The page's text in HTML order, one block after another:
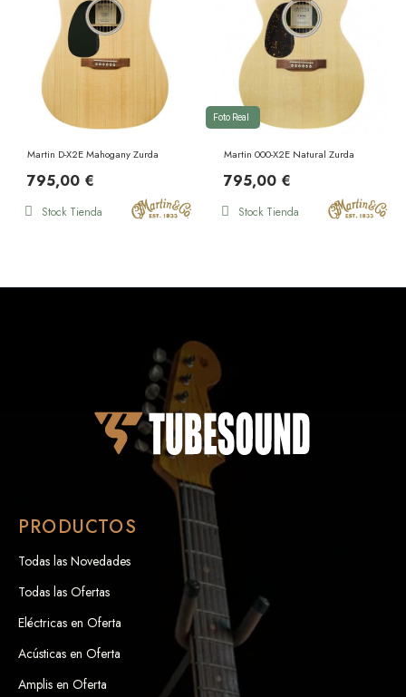
Martin D-X2E Mahogany Zurda
795,00 €
Stock Tienda
Martin 000-X2E Natural Zurda
795,00 €
Foto Real
Stock Tienda
PRODUCTOS
Todas las Novedades
Todas las Ofertas
Eléctricas en Oferta
Acústicas en Oferta
Amplis en Oferta